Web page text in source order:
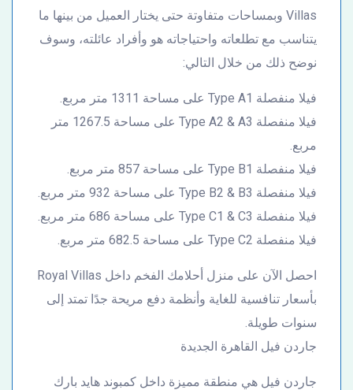
Villas وبمساحات متفاوتة حتى يختار العميل من بينها ما
يتناسب مع تطلعاته واحتياجاته هو وأفراد عائلته، وسوف
نوضح ذلك من خلال التالي:
فيلا منفصلة Type A1 على مساحة 1311 متر مربع.
فيلا منفصلة Type A2 & A3 على مساحة 1267.5 متر
مربع.
فيلا منفصلة Type B1 على مساحة 857 متر مربع.
فيلا منفصلة Type B2 & B3 على مساحة 932 متر مربع.
فيلا منفصلة Type C1 & C3 على مساحة 686 متر مربع.
فيلا منفصلة Type C2 على مساحة 682.5 متر مربع.
احصل الآن على منزل أحلامك الفخم داخل Royal Villas
بأسعار تنافسية للغاية وأنظمة دفع مريحة جدًا تمتد إلى
سنوات طويلة.
جاردن فيل القاهرة الجديدة
جاردن فيل هي منطقة مميزة داخل كمبوند هايد بارك